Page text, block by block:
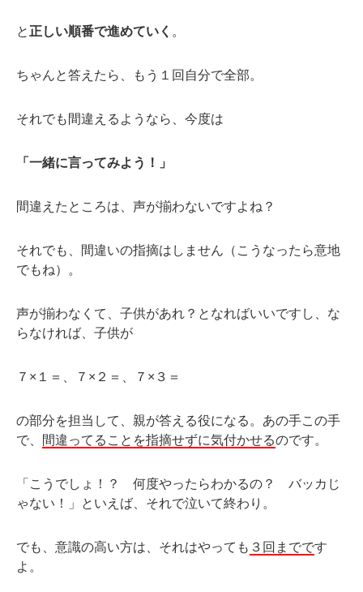
と 正しい順番で進めていく 。
ちゃんと答えたら、もう１回自分で全部。
それでも間違えるようなら、今度は
「一緒に言ってみよう！」
間違えたところは、声が揃わないですよね？
それでも、間違いの指摘はしません（こうなったら意地
でもね）。
声が揃わなくて、子供があれ？となればいいですし、な
らなければ、子供が
７×１＝、７×２＝、７×３＝
の部分を担当して、親が答える役になる。あの手この手
で、
間違ってることを指摘せずに気付かせるのです。
「こうでしょ！？ 何度やったらわかるの？ バッカじ
ゃない！」といえば、それで泣いて終わり。
でも、意識の高い方は、それはやっても ３回までです
よ。